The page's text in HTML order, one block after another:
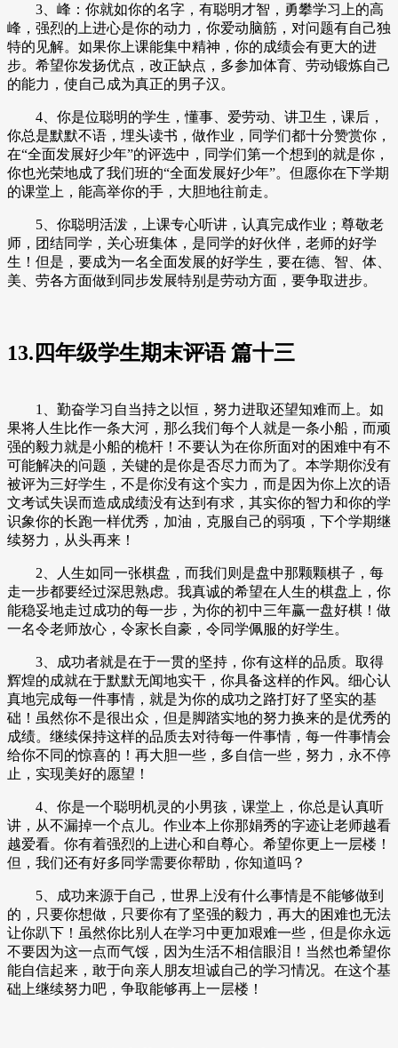
3、峰：你就如你的名字，有聪明才智，勇攀学习上的高
峰，强烈的上进心是你的动力，你爱动脑筋，对问题有自己独
特的见解。如果你上课能集中精神，你的成绩会有更大的进
步。希望你发扬优点，改正缺点，多参加体育、劳动锻炼自己
的能力，使自己成为真正的男子汉。
4、你是位聪明的学生，懂事、爱劳动、讲卫生，课后，
你总是默默不语，埋头读书，做作业，同学们都十分赞赏你，
在“全面发展好少年”的评选中，同学们第一个想到的就是你，
你也光荣地成了我们班的“全面发展好少年”。但愿你在下学期
的课堂上，能高举你的手，大胆地往前走。
5、你聪明活泼，上课专心听讲，认真完成作业；尊敬老
师，团结同学，关心班集体，是同学的好伙伴，老师的好学
生！但是，要成为一名全面发展的好学生，要在德、智、体、
美、劳各方面做到同步发展特别是劳动方面，要争取进步。
13.四年级学生期末评语 篇十三
1、勤奋学习自当持之以恒，努力进取还望知难而上。如
果将人生比作一条大河，那么我们每个人就是一条小船，而顽
强的毅力就是小船的桅杆！不要认为在你所面对的困难中有不
可能解决的问题，关键的是你是否尽力而为了。本学期你没有
被评为三好学生，不是你没有这个实力，而是因为你上次的语
文考试失误而造成成绩没有达到有求，其实你的智力和你的学
识象你的长跑一样优秀，加油，克服自己的弱项，下个学期继
续努力，从头再来！
2、人生如同一张棋盘，而我们则是盘中那颗颗棋子，每
走一步都要经过深思熟虑。我真诚的希望在人生的棋盘上，你
能稳妥地走过成功的每一步，为你的初中三年赢一盘好棋！做
一名令老师放心，令家长自豪，令同学佩服的好学生。
3、成功者就是在于一贯的坚持，你有这样的品质。取得
辉煌的成就在于默默无闻地实干，你具备这样的作风。细心认
真地完成每一件事情，就是为你的成功之路打好了坚实的基
础！虽然你不是很出众，但是脚踏实地的努力换来的是优秀的
成绩。继续保持这样的品质去对待每一件事情，每一件事情会
给你不同的惊喜的！再大胆一些，多自信一些，努力，永不停
止，实现美好的愿望！
4、你是一个聪明机灵的小男孩，课堂上，你总是认真听
讲，从不漏掉一个点儿。作业本上你那娟秀的字迹让老师越看
越爱看。你有着强烈的上进心和自尊心。希望你更上一层楼！
但，我们还有好多同学需要你帮助，你知道吗？
5、成功来源于自己，世界上没有什么事情是不能够做到
的，只要你想做，只要你有了坚强的毅力，再大的困难也无法
让你趴下！虽然你比别人在学习中更加艰难一些，但是你永远
不要因为这一点而气馁，因为生活不相信眼泪！当然也希望你
能自信起来，敢于向亲人朋友坦诚自己的学习情况。在这个基
础上继续努力吧，争取能够再上一层楼！